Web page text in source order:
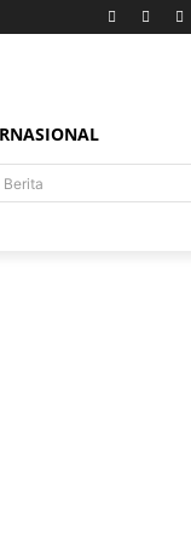
Berita